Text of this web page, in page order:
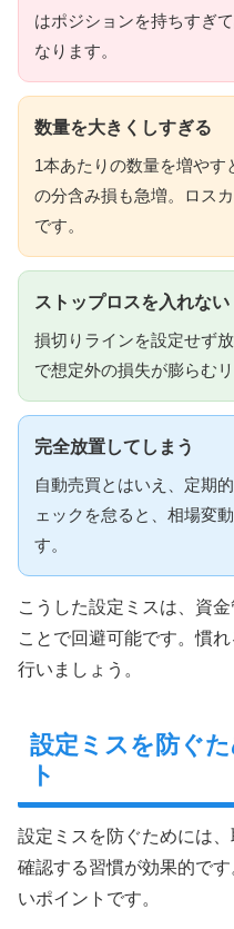
はポジションを持ちすぎ
なります。
数量を大きくしすぎる
1本あたりの数量を増やす
の分含み損も急増。ロス
です。
ストップロスを入れない
損切りラインを設定せず
で想定外の損失が膨らむ
完全放置してしまう
自動売買とはいえ、定期
ェックを怠ると、相場変
す。
こうした設定ミスは、資
ことで回避可能です。慣
行いましょう。
設定ミスを防ぐ
ト
設定ミスを防ぐためには
確認する習慣が効果的で
いポイントです。